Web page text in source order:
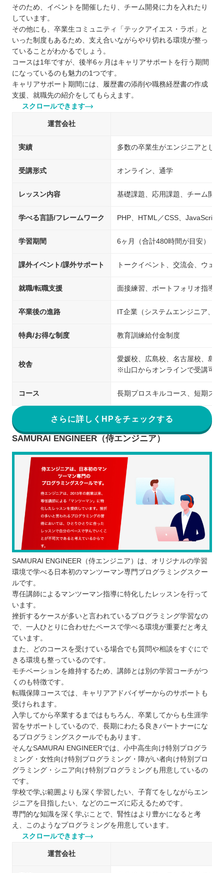
そのため、イベントを開催したり、チーム開発に力を入れたり
しています。
その他にも、卒業生コミュニティ「テックアイエス・ラボ」と
いった制度もあるため、支え合いながらやり切れる環境が整っ
ていることがわかるでしょう。
コースは1年ですが、後半6ヶ月はキャリアサポートを行う期間
になっているのも魅力の1つです。
キャリアサポート期間には、履歴書の添削や職務経歴書の作成
支援、就職先の紹介をしてもらえます。
スクロールできます
運営会社
実績 多数の卒業生がエンジニアとして
受講形式 オンライン、通学
レッスン内容 基礎課題、応用課題、チーム開発
学べる言語/フレームワーク PHP、HTML／CSS、JavaScript
学習期間 6ヶ月（合計480時間が目安）
課外イベント/課外サポート トークイベント、交流会、ウェ
就職/転職支援 面接練習、ポートフォリオ指導
卒業後の進路 IT企業（システムエンジニア、
特典/お得な制度 教育訓練給付金制度
校舎
愛媛校、広島校、名古屋校、島根
※山口からオンラインで受講可能
コース 長期プロスキルコース、短期ス
さらに詳しくHPをチェックする
SAMURAI ENGINEER（侍エンジニア）
SAMURAI ENGINEER（侍エンジニア）は、オリジナルの学習
環境で学べる日本初のマンツーマン専門プログラミングスクー
ルです。
専任講師によるマンツーマン指導に特化したレッスンを行って
います。
挫折するケースが多いと言われているプログラミング学習なの
で、一人ひとりに合わせたペースで学べる環境が重要だと考え
ています。
また、どのコースを受けている場合でも質問や相談をすぐにで
きる環境も整っているのです。
モチベーションを維持するため、講師とは別の学習コーチがつ
くのも特徴です。
転職保障コースでは、キャリアアドバイザーからのサポートも
受けられます。
入学してから卒業するまではもちろん、卒業してからも生涯学
習をサポートしているので、長期にわたる良きパートナーにな
るプログラミングスクールでもあります。
そんなSAMURAI ENGINEERでは、小中高生向け特別プログラ
ミング・女性向け特別プログラミング・障がい者向け特別プロ
グラミング・シニア向け特別プログラミングも用意しているの
です。
学校で学ぶ範囲よりも深く学習したい、子育てをしながらエン
ジニアを目指したい、などのニーズに応えるためです。
専門的な知識を深く学ぶことで、腎性はより豊かになると考
え、このようなプログラミングを用意しています。
スクロールできます
運営会社